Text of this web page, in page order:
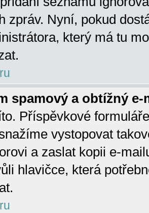
zpráv. Nyní, pokud
který má tu
spamový a obtížný
Příspěvkové
vystopovat
a zaslat kopii e-
hlavičce, která